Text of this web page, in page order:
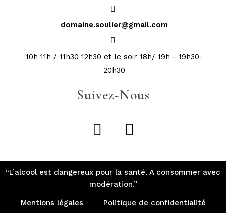
domaine.soulier@gmail.com
10h 11h / 11h30 12h30 et le soir 18h/ 19h - 19h30-
20h30
Suivez-Nous
“L’alcool est dangereux pour la santé. A consommer avec
modération.”
Mentions légales Politique de confidentialité